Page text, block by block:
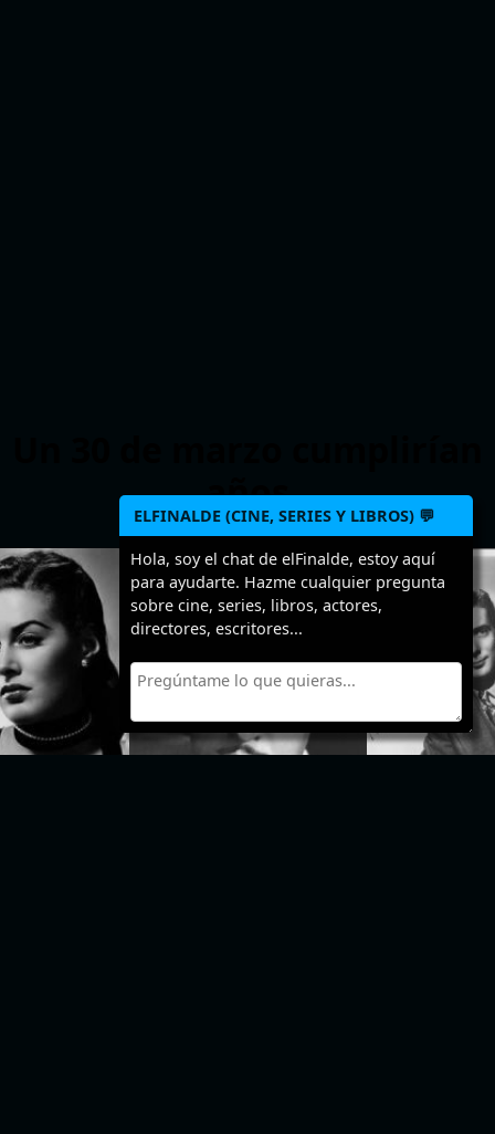
años
> >
ELFINALDE (CINE, SERIES Y LIBROS) 💬
Hola, soy el chat de elFinalde, estoy aquí
para ayudarte. Hazme cualquier pregunta
sobre cine, series, libros, actores,
directores, escritores...